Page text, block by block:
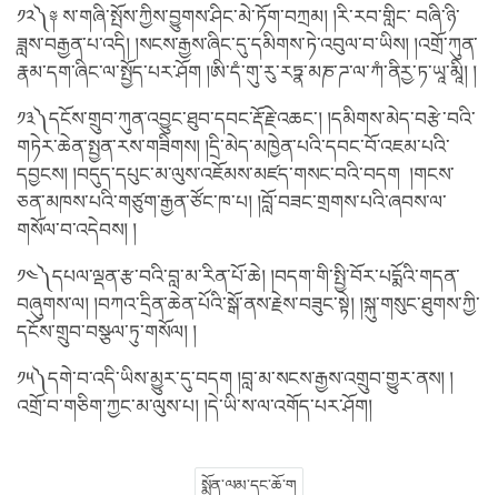
༡༢༽༈ ས་གཞི་སྤོས་ཀྱིས་བྱུགས་ཤིང་མེ་ཏོག་བཀྲམ། །རི་རབ་གླིང་ བཞི་ཉི་
ཟླས་བརྒྱན་པ་འདི། །སངས་རྒྱས་ཞིང་དུ་དམིགས་ཏེ་འབུལ་བ་ཡིས། །འགྲོ་ཀུན་
རྣམ་དག་ཞིང་ལ་སྤྱོད་པར་ཤོག །ཨི་དཾ་གུ་རུ་རཏྣ་མཎ་ཌ་ལ་ཀཾ་ནིརྱ་ཏ་ཡཱ་མཱི། །
༡༣༽དངོས་གྲུབ་ཀུན་འབྱུང་ཐུབ་དབང་རྡོ་རྗེ་འཆང་། །དམིགས་མེད་བརྩེ་བའི་
གཏེར་ཆེན་སྤྱན་རས་གཟིགས། །དྲི་མེད་མཁྱེན་པའི་དབང་བོ་འཇམ་པའི་
དབྱངས། །བདུད་དཔུང་མ་ལུས་འཇོམས་མཛད་གསང་བའི་བདག །གངས་
ཅན་མཁས་པའི་གཙུག་རྒྱན་ཙོང་ཁ་པ། །བློ་བཟང་གྲགས་པའི་ཞབས་ལ་
གསོལ་བ་འདེབས། །
༡༤༽དཔལ་ལྡན་རྩ་བའི་བླ་མ་རིན་པོ་ཆེ། །བདག་གི་སྤྱི་བོར་པདྨོའི་གདན་
བཞུགས་ལ། །བཀའ་དྲིན་ཆེན་པོའི་སྒོ་ནས་རྗེས་བཟུང་སྟེ། །སྐུ་གསུང་ཐུགས་ཀྱི་
དངོས་གྲུབ་བསྩལ་ཏུ་གསོལ། །
༡༥༽དགེ་བ་འདི་ཡིས་མྱུར་དུ་བདག །བླ་མ་སངས་རྒྱས་འགྲུབ་གྱུར་ནས། །
འགྲོ་བ་གཅིག་ཀྱང་མ་ལུས་པ། །དེ་ཡི་ས་ལ་འགོད་པར་ཤོག།
སྨོན་ལམ་དང་ཆོ་ག